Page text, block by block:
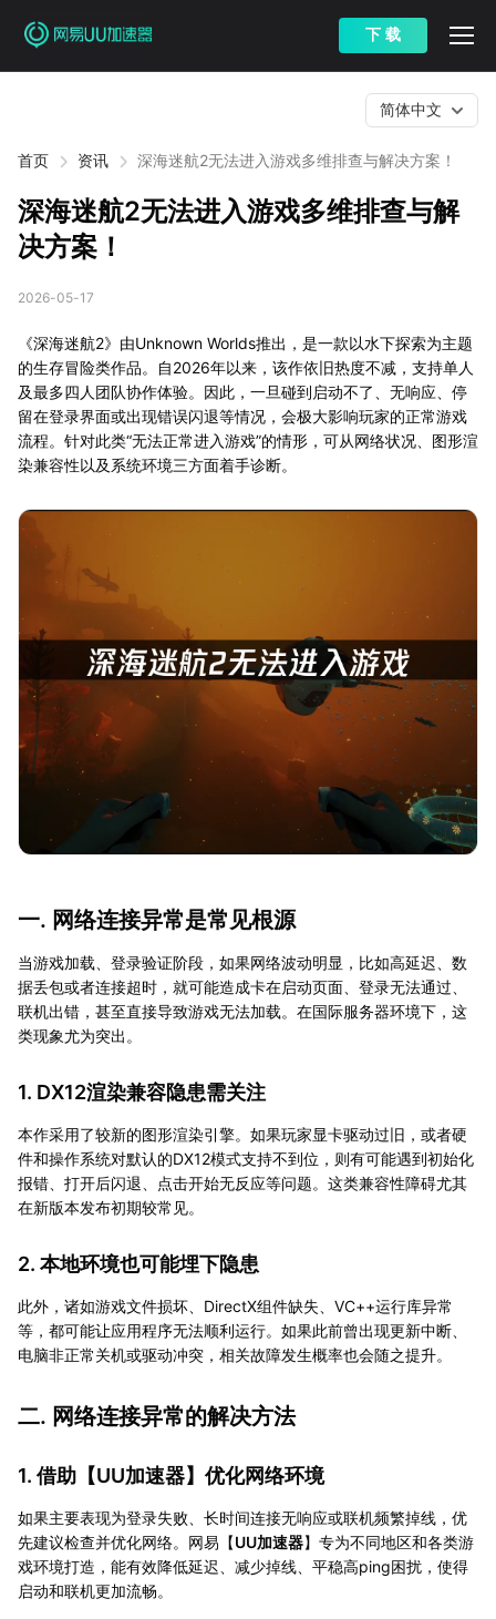
下 载
首页 资讯 深海迷航2无法进入游戏多维排查与解决方案！
简体中文
深海迷航2无法进入游戏多维排查与解
决方案！
2026-05-17
《深海迷航2》由Unknown Worlds推出，是一款以水下探索为主题
的生存冒险类作品。自2026年以来，该作依旧热度不减，支持单人
及最多四人团队协作体验。因此，一旦碰到启动不了、无响应、停
留在登录界面或出现错误闪退等情况，会极大影响玩家的正常游戏
流程。针对此类“无法正常进入游戏”的情形，可从网络状况、图形渲
染兼容性以及系统环境三方面着手诊断。
一. 网络连接异常是常见根源
当游戏加载、登录验证阶段，如果网络波动明显，比如高延迟、数
据丢包或者连接超时，就可能造成卡在启动页面、登录无法通过、
联机出错，甚至直接导致游戏无法加载。在国际服务器环境下，这
类现象尤为突出。
1. DX12渲染兼容隐患需关注
本作采用了较新的图形渲染引擎。如果玩家显卡驱动过旧，或者硬
件和操作系统对默认的DX12模式支持不到位，则有可能遇到初始化
报错、打开后闪退、点击开始无反应等问题。这类兼容性障碍尤其
在新版本发布初期较常见。
2. 本地环境也可能埋下隐患
此外，诸如游戏文件损坏、DirectX组件缺失、VC++运行库异常
等，都可能让应用程序无法顺利运行。如果此前曾出现更新中断、
电脑非正常关机或驱动冲突，相关故障发生概率也会随之提升。
二. 网络连接异常的解决方法
1. 借助【UU加速器】优化网络环境
如果主要表现为登录失败、长时间连接无响应或联机频繁掉线，优
先建议检查并优化网络。网易【UU加速器】专为不同地区和各类游
戏环境打造，能有效降低延迟、减少掉线、平稳高ping困扰，使得
启动和联机更加流畅。